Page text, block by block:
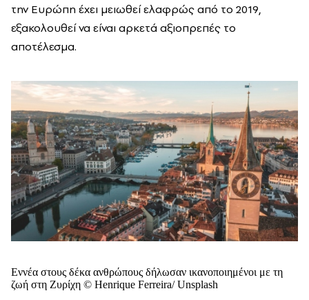
την Ευρώπη έχει μειωθεί ελαφρώς από το 2019,
εξακολουθεί να είναι αρκετά αξιοπρεπές το
αποτέλεσμα.
Eννέα στους δέκα ανθρώπους δήλωσαν ικανοποιημένοι με τη
ζωή στη Ζυρίχη © Henrique Ferreira/ Unsplash